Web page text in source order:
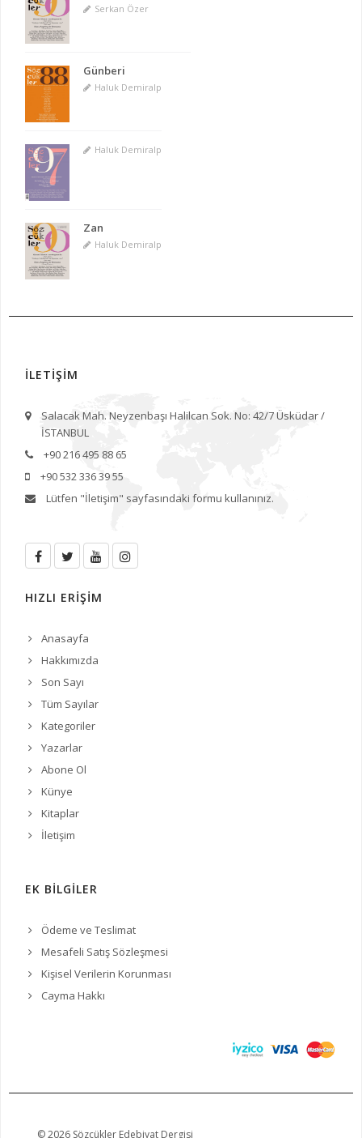
Serkan Özer
Günberi
Haluk Demiralp
Haluk Demiralp
Zan
Haluk Demiralp
İLETİŞİM
Salacak Mah. Neyzenbaşı Halilcan Sok. No: 42/7 Üsküdar /
İSTANBUL
+90 216 495 88 65
+90 532 336 39 55
Lütfen "İletişim" sayfasındaki formu kullanınız.
HIZLI ERİŞİM
Anasayfa
Hakkımızda
Son Sayı
Tüm Sayılar
Kategoriler
Yazarlar
Abone Ol
Künye
Kitaplar
İletişim
EK BİLGİLER
Ödeme ve Teslimat
Mesafeli Satış Sözleşmesi
Kişisel Verilerin Korunması
Cayma Hakkı
© 2026 Sözcükler Edebiyat Dergisi